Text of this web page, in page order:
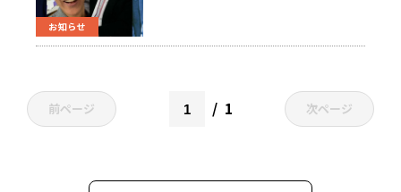
お知らせ
前ページ 1 次ページ